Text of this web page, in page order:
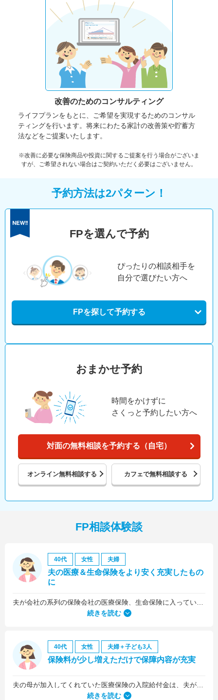
改善のためのコンサルティング
ライフプランをもとに、ご希望を実現するためのコンサル
ティングを行います。将来にわたる家計の改善策や貯蓄方
法などをご提案いたします。
※改善に必要な保険商品や投資に関するご提案を行う場合がございま
すが、ご希望されない場合はご契約いただく必要はございません。
予約方法は2パターン！
FPを選んで予約
ぴったりの相談相手を
自分で選びたい方へ
FPを探して予約する
おまかせ予約
時間をかけずに
さくっと予約したい方へ
対面の無料相談を予約する（自宅）
オンライン無料相談する カフェで無料相談する
FP相談体験談
40代 女性 夫婦
夫の医療＆生命保険をより安く充実したもの
に
続きを読む
40代 女性 夫婦＋子ども3人
保険料が少し増えただけで保障内容が充実
続きを読む